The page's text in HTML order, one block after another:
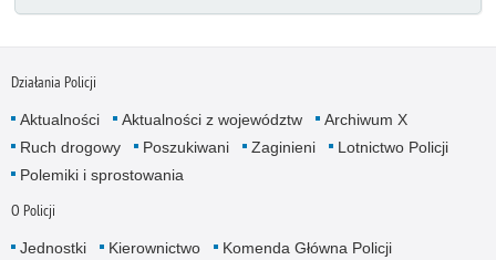
Działania Policji
Aktualności Aktualności z województw
Archiwum X
Ruch drogowy
Poszukiwani Zaginieni
Lotnictwo Policji
Polemiki i sprostowania
O Policji
Jednostki Kierownictwo
Komenda Główna Policji